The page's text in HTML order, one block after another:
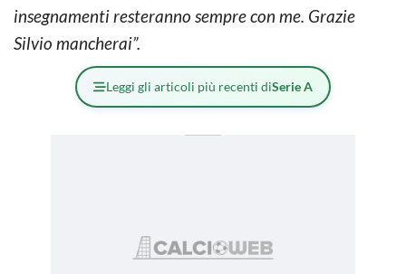
insegnamenti resteranno sempre con me. Grazie
Silvio mancherai”.
Leggi gli articoli più recenti diSerie A